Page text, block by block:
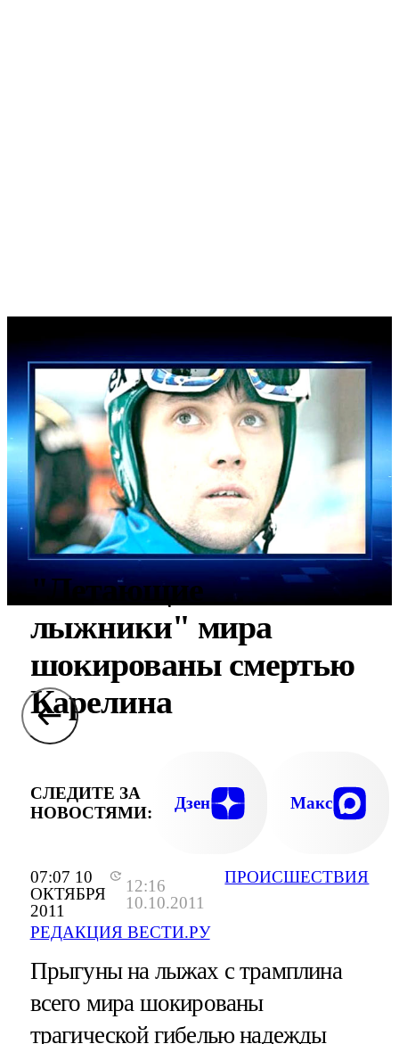
07:07 10
ОКТЯБРЯ
2011
12:16
10.10.2011
РЕДАКЦИЯ ВЕСТИ.РУ
ПРОИСШЕСТВИЯ
"Летающие
лыжники" мира
шокированы смертью
Карелина
СЛЕДИТЕ ЗА
НОВОСТЯМИ:
Дзен Макс
Прыгуны на лыжах с трамплина
всего мира шокированы
трагической гибелью надежды